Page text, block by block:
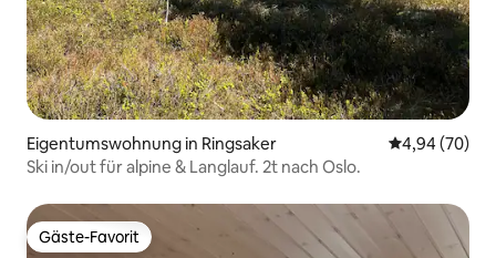
Eigentumswohnung in Ringsaker
4,94 (70)
Ski in/out für alpine & Langlauf. 2t nach Oslo.
Gäste-Favorit
Gäste-Favorit